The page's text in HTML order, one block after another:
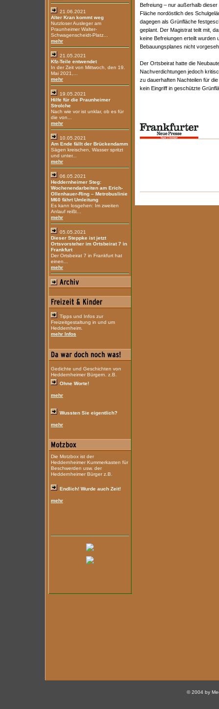
21.06.2021
Alter Kran kommt weg
Nutzloser Ausleger am
Praunheimer Walter-
Schwagenscheidt-Platz...
mehr
21.05.2021
Kfz-Teile entwendet
In der Zeit von Mittwoch, den 19.
Mai 2021,...
mehr
19.05.2021
Hilfe für die Praunheimer
Strolche
Nach wie vor ist unklar, ob es für
die von...
mehr
10.05.2021
Am Ende fällt der Brückendamm
Sägen kreischen, Wasser spritzt
und unter...
mehr
06.05.2021
Heddernheimer Steg:
Wochenendarbeiten am Erich-
Ollenhauer-Ring – Metrobuslinie
M60 fährt Umleitung
Es kann losgehen: Im zweiten
Anlauf reißt...
mehr
05.05.2021
Dieser Steppke ist jetzt
Ortsvorsteher im Ortsbeirat 7 in
Frankfurt
Der Ortsbeirat 7 in Frankfurt hat
einen...
mehr
Tipps und Infos zur
Freizeitgestaltung in und um
Heddernheim.
mehr Infos
Gedichte und Geschichten von
Heddernheimer Bürgern. z.B.
Ohne Worte!
mehr
Wussten Sie eigentlich?
mehr
Die Motzbox ist der
Heddernheimer Kummerkasten für
Beschwerden usw. der
Heddernheimer Bürger z.B.
Endlich! Wurde auch Zeit!
mehr
Befreiung – nur außerhalb
Fläche nordöstlich des
dagegen als Grünfläche
geplant. Der Magistrat teilt mit,
keine Befreiungen erteilt wurden
Bebauungsplanes nicht
Der Ortsbeirat hatte die
Nachverdichtungen jedoch
zu dauerhaften Nachteilen für
kein Eingriff in geschützte
© 2004 by